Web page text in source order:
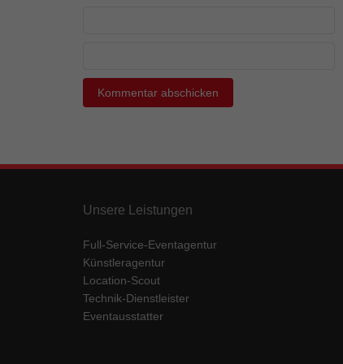
Unsere Leistungen
Full-Service-Eventagentur
Künstleragentur
Location-Scout
Technik-Dienstleister
Eventausstatter